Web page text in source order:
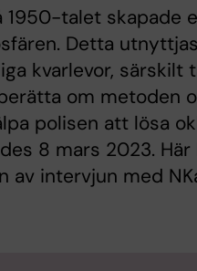
1950-talet skapade
Detta
kvarlevor, särskilt
om metoden
polisen att lösa
8 mars 2023. Här
av intervjun med